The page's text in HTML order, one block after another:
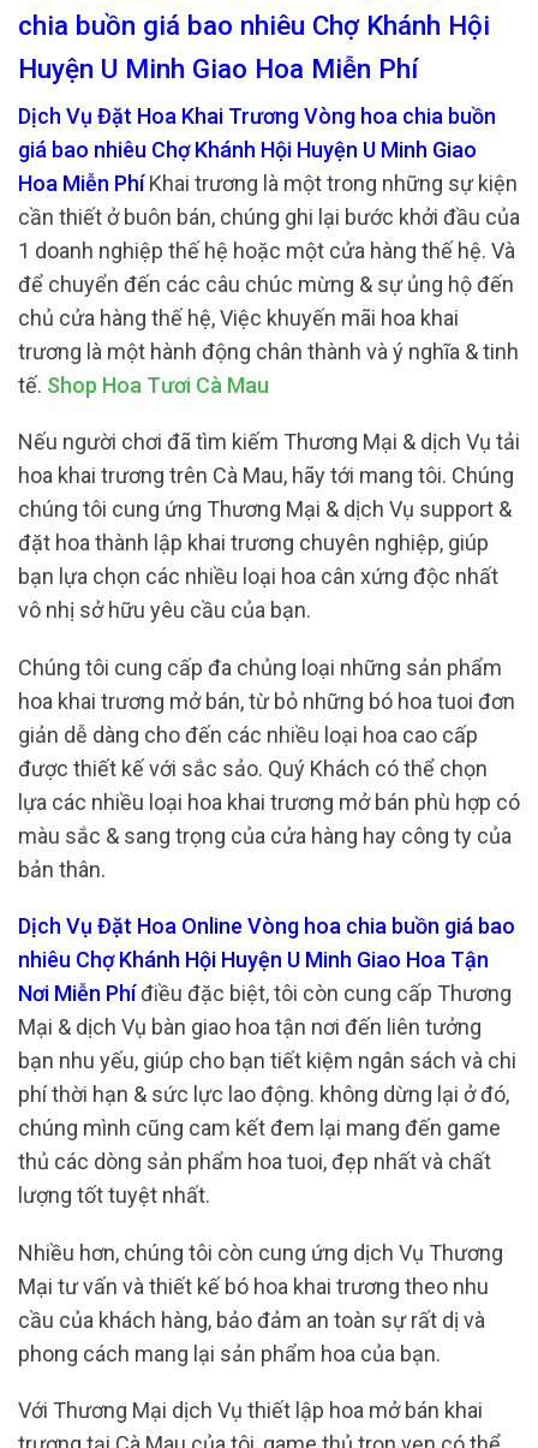
chia buồn giá bao nhiêu Chợ Khánh Hội
Huyện U Minh Giao Hoa Miễn Phí
Dịch Vụ Đặt Hoa Khai Trương Vòng hoa chia buồn
giá bao nhiêu Chợ Khánh Hội Huyện U Minh Giao
Hoa Miễn PhíKhai trương là một trong những sự kiện
cần thiết ở buôn bán, chúng ghi lại bước khởi đầu của
1 doanh nghiệp thế hệ hoặc một cửa hàng thế hệ. Và
để chuyển đến các câu chúc mừng & sự ủng hộ đến
chủ cửa hàng thế hệ, Việc khuyến mãi hoa khai
trương là một hành động chân thành và ý nghĩa & tinh
tế. Shop Hoa Tươi Cà Mau
Nếu người chơi đã tìm kiếm Thương Mại & dịch Vụ tải
hoa khai trương trên Cà Mau, hãy tới mang tôi. Chúng
chúng tôi cung ứng Thương Mại & dịch Vụ support &
đặt hoa thành lập khai trương chuyên nghiệp, giúp
bạn lựa chọn các nhiều loại hoa cân xứng độc nhất
vô nhị sở hữu yêu cầu của bạn.
Chúng tôi cung cấp đa chủng loại những sản phẩm
hoa khai trương mở bán, từ bỏ những bó hoa tuoi đơn
giản dễ dàng cho đến các nhiều loại hoa cao cấp
được thiết kế với sắc sảo. Quý Khách có thể chọn
lựa các nhiều loại hoa khai trương mở bán phù hợp có
màu sắc & sang trọng của cửa hàng hay công ty của
bản thân.
Dịch Vụ Đặt Hoa Online Vòng hoa chia buồn giá bao
nhiêu Chợ Khánh Hội Huyện U Minh Giao Hoa Tận
Nơi Miễn Phíđiều đặc biệt, tôi còn cung cấp Thương
Mại & dịch Vụ bàn giao hoa tận nơi đến liên tưởng
bạn nhu yếu, giúp cho bạn tiết kiệm ngân sách và chi
phí thời hạn & sức lực lao động. không dừng lại ở đó,
chúng mình cũng cam kết đem lại mang đến game
thủ các dòng sản phẩm hoa tuoi, đẹp nhất và chất
lượng tốt tuyệt nhất.
Nhiều hơn, chúng tôi còn cung ứng dịch Vụ Thương
Mại tư vấn và thiết kế bó hoa khai trương theo nhu
cầu của khách hàng, bảo đảm an toàn sự rất dị và
phong cách mang lại sản phẩm hoa của bạn.
Với Thương Mại dịch Vụ thiết lập hoa mở bán khai